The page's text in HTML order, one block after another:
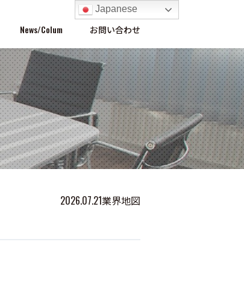
News/Colum お問い合わせ
2026.07.21業界地図
Japanese